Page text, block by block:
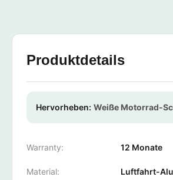
Produktdetails
Hervorheben: Weiße Motorrad-
Warranty: 12 Monate
Material: Luftfahrt-